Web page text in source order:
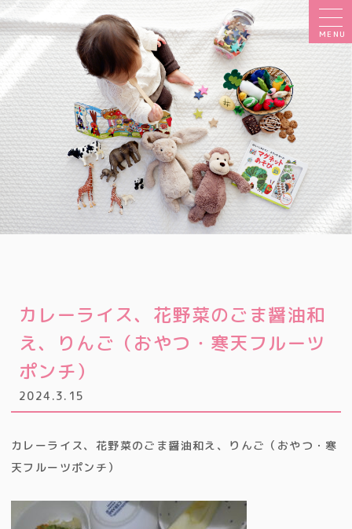
MENU
カレーライス、花野菜のごま醤油和
え、りんご（おやつ・寒天フルーツ
ポンチ）
2024.3.15
カレーライス、花野菜のごま醤油和え、りんご（おやつ・寒
天フルーツポンチ）